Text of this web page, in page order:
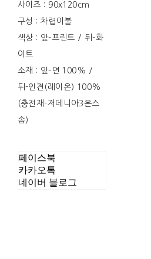
사이즈 : 90x120cm
구성 : 차렵이불
색상 : 앞-프린트 / 뒤-화
이트
소재 : 앞-면 100% /
뒤-인견(레이온) 100%
(충전재-저데니아3온스
솜)
페이스북
카카오톡
네이버 블로그